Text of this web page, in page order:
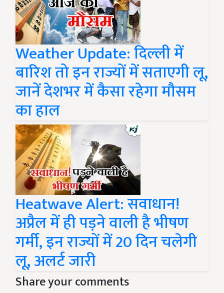
Weather Update: दिल्ली में
बारिश तो इन राज्यों में सताएगी लू,
जानें देशभर में कैसा रहेगा मौसम
का हाल
Heatwave Alert: सवाधान!
अप्रैल में ही पड़ने वाली है भीषण
गर्मी, इन राज्यों में 20 दिन चलेगी
लू, अलर्ट जारी
Share your comments